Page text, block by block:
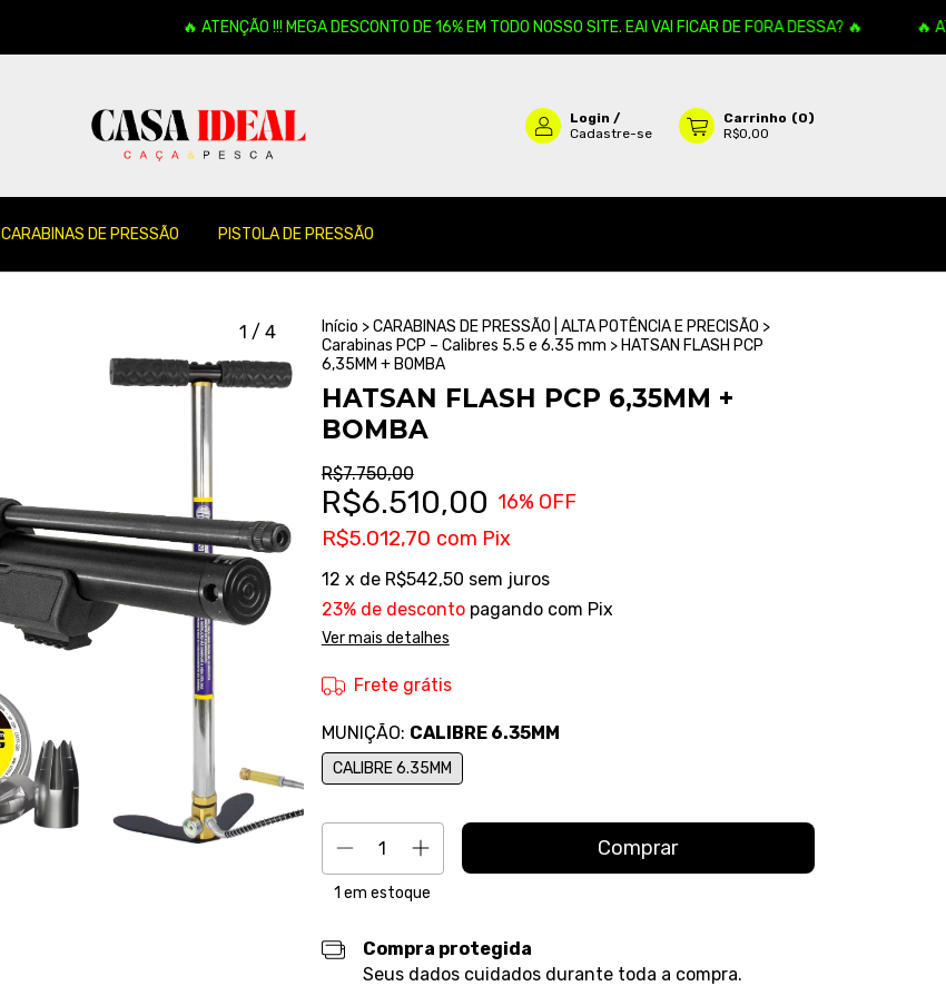
🔥 ATENÇÃO !!! MEGA DESCONTO DE 16% EM TODO NOSSO SITE. EAI VAI FICAR DE FORA DESSA? 🔥 🔥
Login /
Cadastre-se
Carrinho (0)
R$0,00
CARABINAS DE PRESSÃO PISTOLA DE PRESSÃO
1 / 4 Início >CARABINAS DE PRESSÃO | ALTA POTÊNCIA E PRECISÃO >
Carabinas PCP – Calibres 5.5 e 6.35 mm > HATSAN FLASH PCP
6,35MM + BOMBA
HATSAN FLASH PCP 6,35MM +
BOMBA
R$7.750,00
R$6.510,00 16% OFF
R$5.012,70 com Pix
12 x de R$542,50 sem juros
23% de descontopagando com Pix
Ver mais detalhes
Frete grátis
MUNIÇÃO: CALIBRE 6.35MM
CALIBRE 6.35MM
1 em estoque
Compra protegida
Seus dados cuidados durante toda a compra.